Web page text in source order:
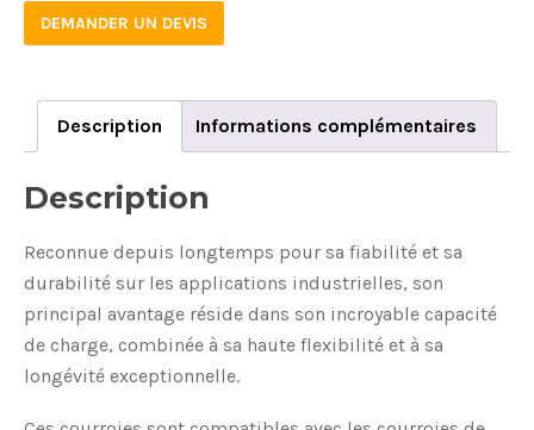
DEMANDER UN DEVIS
Description Informations complémentaires
Description
Reconnue depuis longtemps pour sa fiabilité et sa
durabilité sur les applications industrielles, son
principal avantage réside dans son incroyable capacité
de charge, combinée à sa haute flexibilité et à sa
longévité exceptionnelle.